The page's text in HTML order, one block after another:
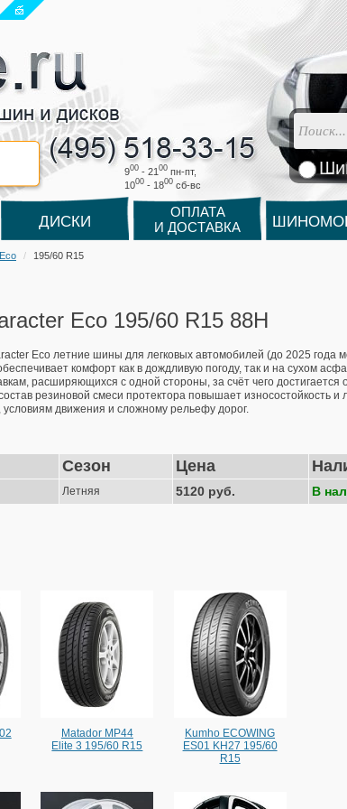
900 - 21 00 пн-пт,
1000 - 1800 cб-вс
ДИСКИ
ОПЛАТА
И ДОСТАВКА
195/60 R15
Eco 195/60 R15 88H
Eco летние шины для легковых автомобилей (до 2025 года
комфорт как в дождливую погоду, так и на сухом
расширяющихся с одной стороны, за счёт чего
резиновой смеси протектора повышает износостойкость и
движения и сложному рельефу дорог.
Сезон Цена
Летняя 5120 руб. В
Matador MP44
Elite 3 195/60 R15
Kumho ECOWING
ES01 KH27 195/60
R15